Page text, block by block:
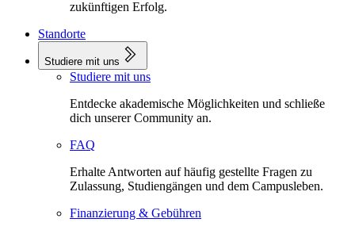
zukünftigen Erfolg.
Standorte
Studiere mit uns
Studiere mit uns
Entdecke akademische Möglichkeiten und schließe
dich unserer Community an.
FAQ
Erhalte Antworten auf häufig gestellte Fragen zu
Zulassung, Studiengängen und dem Campusleben.
Finanzierung & Gebühren